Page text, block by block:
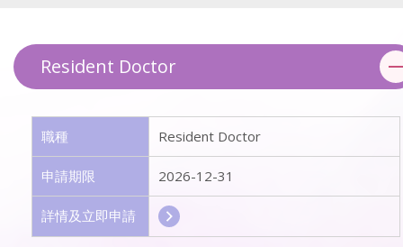
Resident Doctor
職種 Resident Doctor
申請期限 2026-12-31
詳情及立即申請